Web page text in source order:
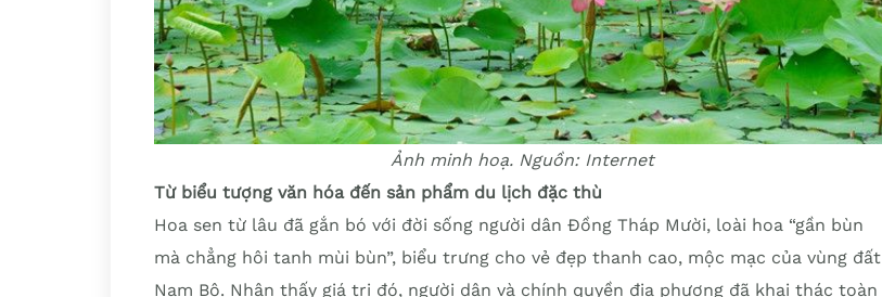
Ảnh minh hoạ. Nguồn: Internet
Từ biểu tượng văn hóa đến sản phẩm du lịch đặc thù
Hoa sen từ lâu đã gắn bó với đời sống người dân Đồng Tháp Mười, loài hoa “gần bùn
mà chẳng hôi tanh mùi bùn”, biểu trưng cho vẻ đẹp thanh cao, mộc mạc của vùng đất
Nam Bộ. Nhận thấy giá trị đó, người dân và chính quyền địa phương đã khai thác toàn